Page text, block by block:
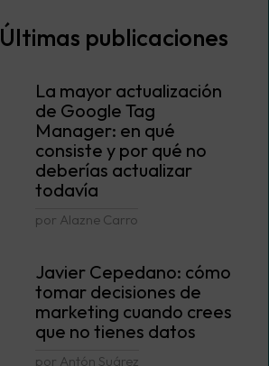
Últimas publicaciones
La mayor actualización
de Google Tag
Manager: en qué
consiste y por qué no
deberías actualizar
todavía
por Alazne Carro
Javier Cepedano: cómo
tomar decisiones de
marketing cuando crees
que no tienes datos
por Antón Suárez